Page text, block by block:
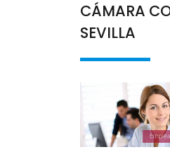
CÁMARA
SEVILLA